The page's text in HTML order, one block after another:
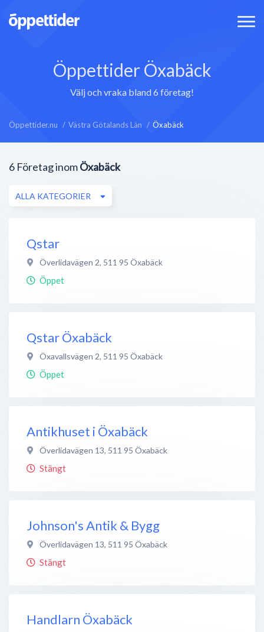
Öppettider Öxabäck
Välj och vraka bland 6 företag!
Öppettider.nu Västra Götalands Län Öxabäck
6 Företag inomÖxabäck
ALLA KATEGORIER
Qstar
Överlidavägen 2, 511 95 Öxabäck
Öppet
Qstar Öxabäck
Öxavallsvägen 2, 511 95 Öxabäck
Öppet
Antikhuset i Öxabäck
Överlidavägen 13, 511 95 Öxabäck
Stängt
Johnson's Antik & Bygg
Överlidavägen 13, 511 95 Öxabäck
Stängt
Handlarn Öxabäck